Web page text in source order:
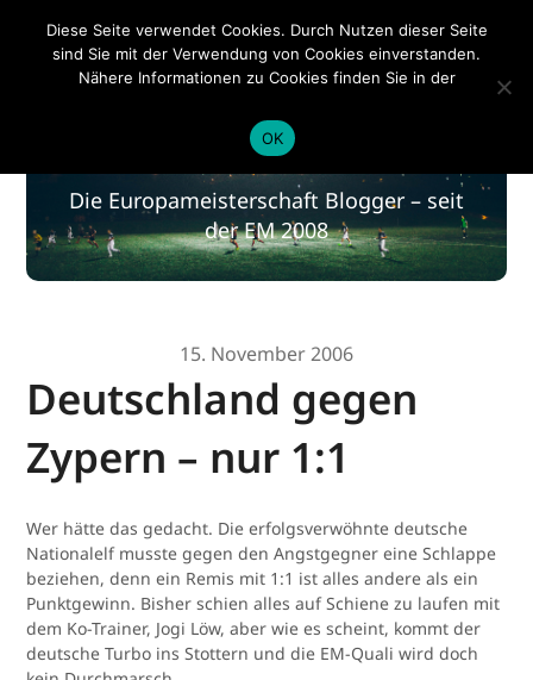
EM 2020
EM 2020
Die Europameisterschaft Blogger – seit
der EM 2008
15. November 2006
Deutschland gegen
Zypern – nur 1:1
Wer hätte das gedacht. Die erfolgsverwöhnte deutsche
Nationalelf musste gegen den Angstgegner eine Schlappe
beziehen, denn ein Remis mit 1:1 ist alles andere als ein
Punktgewinn. Bisher schien alles auf Schiene zu laufen mit
dem Ko-Trainer, Jogi Löw, aber wie es scheint, kommt der
deutsche Turbo ins Stottern und die EM-Quali wird doch
Diese Seite verwendet Cookies. Durch Nutzen dieser Seite
sind Sie mit der Verwendung von Cookies einverstanden.
Nähere Informationen zu Cookies finden Sie in der
OK